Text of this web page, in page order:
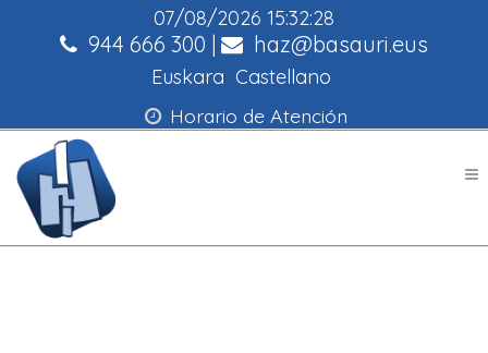
07/08/2026 15:32:28
944 666 300 | haz@basauri.eus
Euskara Castellano
Horario de Atención